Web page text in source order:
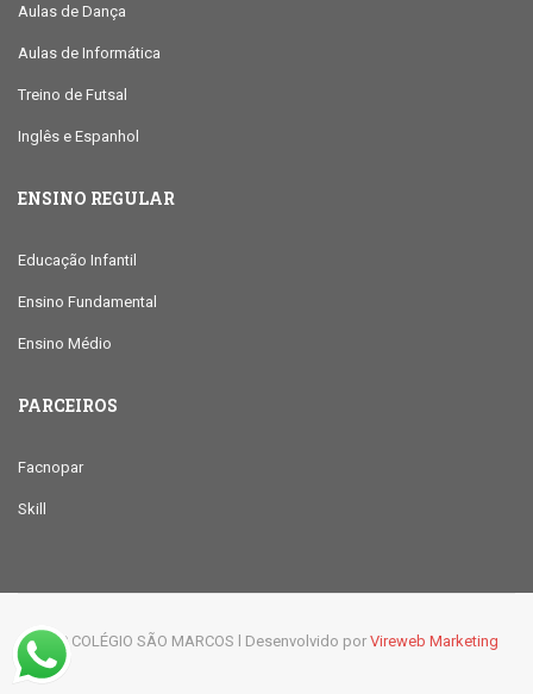
Aulas de Dança
Aulas de Informática
Treino de Futsal
Inglês e Espanhol
ENSINO REGULAR
Educação Infantil
Ensino Fundamental
Ensino Médio
PARCEIROS
Facnopar
Skill
© 2019 COLÉGIO SÃO MARCOS l Desenvolvido por Vireweb Marketing